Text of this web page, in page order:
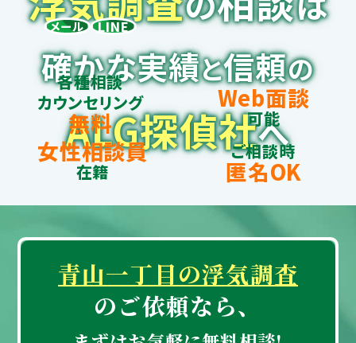
確かな実績と信頼の
ALG探偵社へ
メール LINE
各種相談
カウンセリング
無料
Web面談
可能
女性相談員
在籍
ご相談時
匿名OK
青山一丁目の浮気調査
のご依頼なら、